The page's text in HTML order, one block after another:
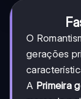
O
gerações
A Primeira